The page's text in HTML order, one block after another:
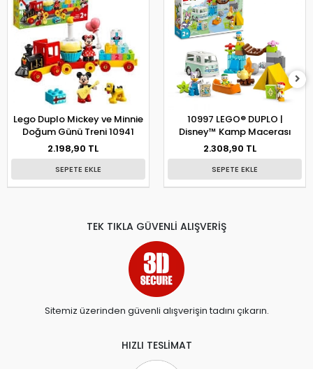
Lego Duplo Mickey ve Minnie
Doğum Günü Treni 10941
2.198,90 TL
SEPETE EKLE
10997 LEGO® DUPLO |
Disney™ Kamp Macerası
2.308,90 TL
SEPETE EKLE
TEK TIKLA GÜVENLİ ALIŞVERİŞ
Sitemiz üzerinden güvenli alışverişin tadını çıkarın.
HIZLI TESLİMAT